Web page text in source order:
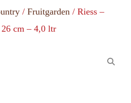
/ Fruitgarden / Riess –
cm – 4,0 ltr